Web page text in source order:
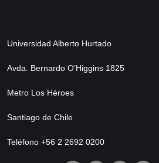
Universidad Alberto Hurtado
Avda. Bernardo O’Higgins 1825
Metro Los Héroes
Santiago de Chile
Teléfono +56 2 2692 0200